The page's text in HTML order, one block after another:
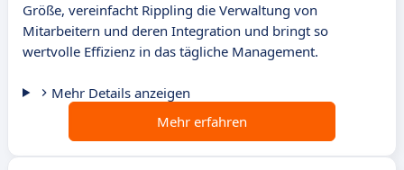
Größe, vereinfacht Rippling die Verwaltung von
Mitarbeitern und deren Integration und bringt so
wertvolle Effizienz in das tägliche Management.
Mehr Details anzeigen
Mehr erfahren